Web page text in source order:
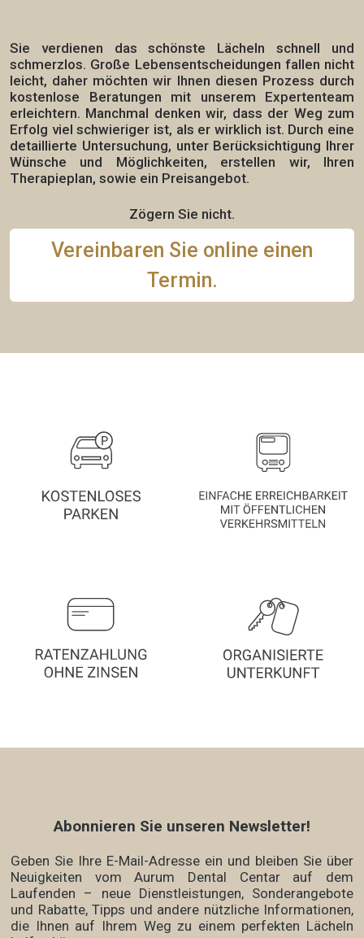
Sie verdienen das schönste Lächeln schnell und
schmerzlos. Große Lebensentscheidungen fallen nicht
leicht, daher möchten wir Ihnen diesen Prozess durch
kostenlose Beratungen mit unserem Expertenteam
erleichtern. Manchmal denken wir, dass der Weg zum
Erfolg viel schwieriger ist, als er wirklich ist. Durch eine
detaillierte Untersuchung, unter Berücksichtigung Ihrer
Wünsche und Möglichkeiten, erstellen wir, Ihren
Therapieplan, sowie ein Preisangebot.
Zögern Sie nicht.
Vereinbaren Sie online einen
Termin.
Abonnieren Sie unseren Newsletter!
Geben Sie Ihre E-Mail-Adresse ein und bleiben Sie über
Neuigkeiten vom Aurum Dental Centar auf dem
Laufenden – neue Dienstleistungen, Sonderangebote
und Rabatte, Tipps und andere nützliche Informationen,
die Ihnen auf Ihrem Weg zu einem perfekten Lächeln